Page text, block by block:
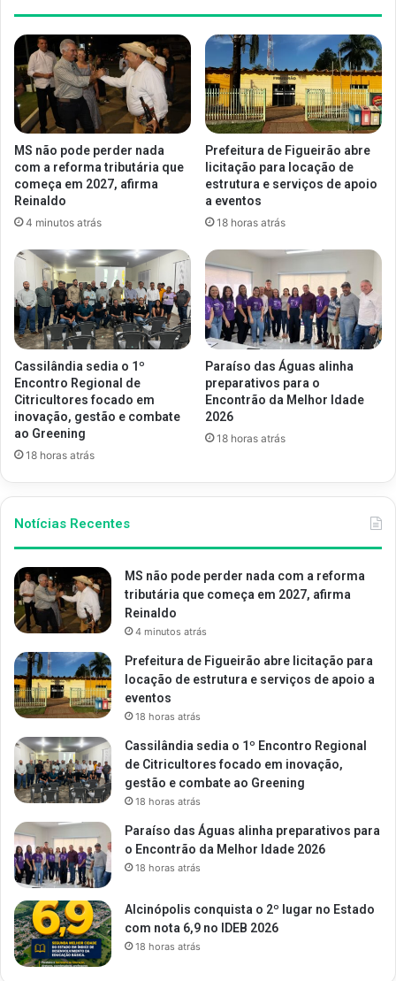
MS não pode perder nada
com a reforma tributária que
começa em 2027, afirma
Reinaldo
4 minutos atrás
Prefeitura de Figueirão abre
licitação para locação de
estrutura e serviços de apoio
a eventos
18 horas atrás
Cassilândia sedia o 1º
Encontro Regional de
Citricultores focado em
inovação, gestão e combate
ao Greening
18 horas atrás
Paraíso das Águas alinha
preparativos para o
Encontrão da Melhor Idade
2026
18 horas atrás
Notícias Recentes
MS não pode perder nada com a reforma
tributária que começa em 2027, afirma
Reinaldo
4 minutos atrás
Prefeitura de Figueirão abre licitação para
locação de estrutura e serviços de apoio a
eventos
18 horas atrás
Cassilândia sedia o 1º Encontro Regional
de Citricultores focado em inovação,
gestão e combate ao Greening
18 horas atrás
Paraíso das Águas alinha preparativos para
o Encontrão da Melhor Idade 2026
18 horas atrás
Alcinópolis conquista o 2º lugar no Estado
com nota 6,9 no IDEB 2026
18 horas atrás